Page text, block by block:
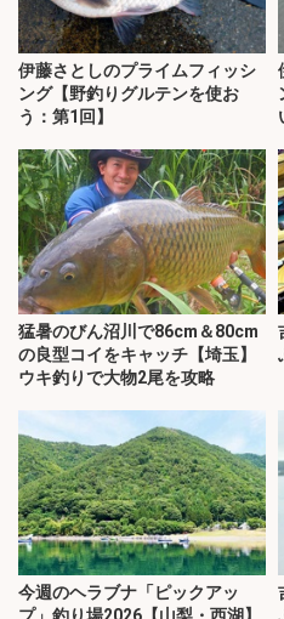
伊藤さとしのプライムフィッシ
ング【野釣りグルテンを使お
う：第1回】
猛暑のびん沼川で86cm＆80cm
の良型コイをキャッチ【埼玉】
ウキ釣りで大物2尾を攻略
今週のヘラブナ「ピックアッ